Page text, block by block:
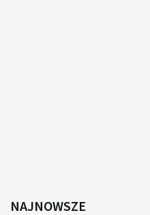
NAJNOWSZE